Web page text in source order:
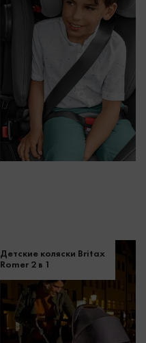
Детские коляски Britax
Romer 2 в 1